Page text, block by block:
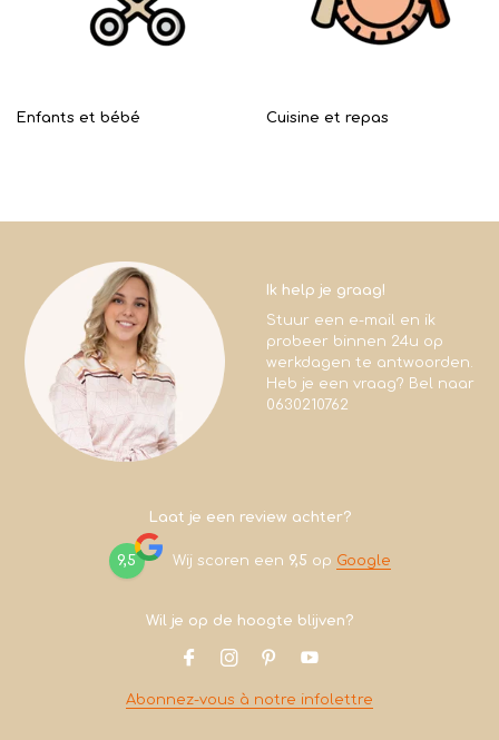
Enfants et bébé Cuisine et repas
Ik help je graag!
Stuur een e-mail en ik
probeer binnen 24u op
werkdagen te antwoorden.
Heb je een vraag? Bel naar
0630210762
Laat je een review achter?
9,5 Wij scoren een 9,5 op Google
Wil je op de hoogte blijven?
Abonnez-vous à notre infolettre